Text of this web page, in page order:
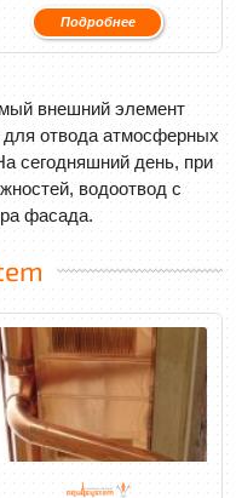
Подробнее
внешний элемент
отвода атмосферных
сегодняшний день, при
водоотвод с
фасада.